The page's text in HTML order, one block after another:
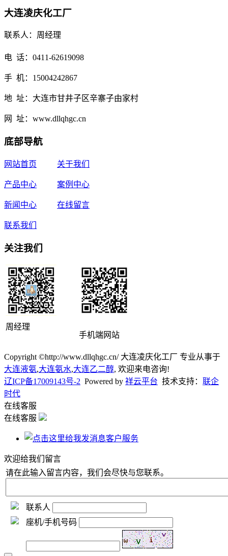
大连凌庆化工厂
联系人：周经理
电 话：0411-62619098
手 机：15004242867
地 址：大连市甘井子区辛寨子由家村
网 址：www.dllqhgc.cn
底部导航
网站首页 关于我们
产品中心 案例中心
新闻中心 在线留言
联系我们
关注我们
周经理
手机端网站
Copyright ©http://www.dllqhgc.cn/ 大连凌庆化工厂 专业从事于
大连液氨,大连氨水,大连乙二醇, 欢迎来电咨询!
辽ICP备17009143号-2 Powered by 祥云平台 技术支持： 联企
时代
在线客服
在线客服
客户服务
欢迎给我们留言
请在此输入留言内容，我们会尽快与您联系。
联系人
座机/手机号码